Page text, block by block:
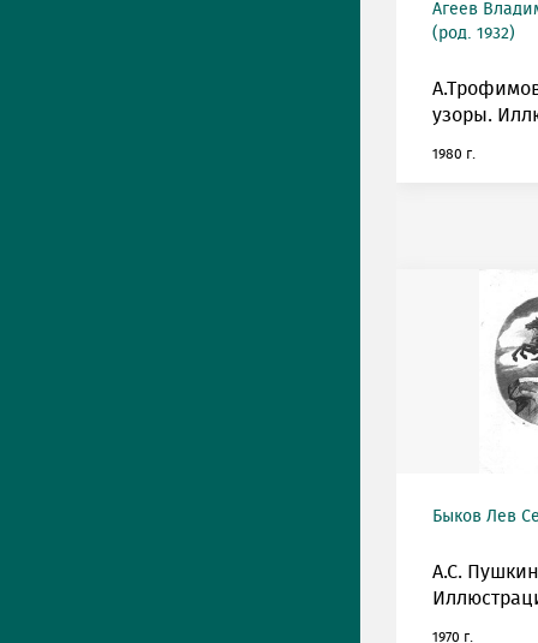
Агеев
(род. 1932)
узоры.
1980 г.
Быков Лев
А.С.
1970 г.